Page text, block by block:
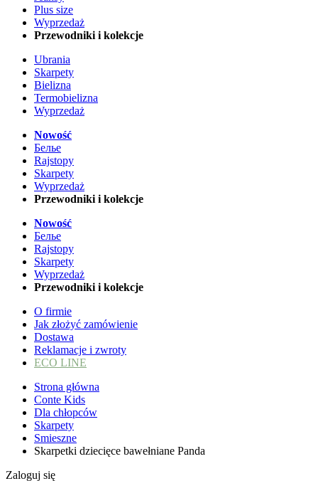
Plus size
Wyprzedaż
Przewodniki i kolekcje
Ubrania
Skarpety
Bielizna
Termobielizna
Wyprzedaż
Nowość
Белье
Rajstopy
Skarpety
Wyprzedaż
Przewodniki i kolekcje
Nowość
Белье
Rajstopy
Skarpety
Wyprzedaż
Przewodniki i kolekcje
O firmie
Jak złożyć zamówienie
Dostawa
Reklamacje i zwroty
ECO LINE
Strona główna
Conte Kids
Dla chłopców
Skarpety
Smieszne
Skarpetki dziecięce bawełniane Panda
Zaloguj się